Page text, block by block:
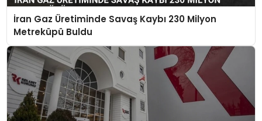
İran Gaz Üretiminde Savaş Kaybı 230 Milyon
Metreküpü Buldu